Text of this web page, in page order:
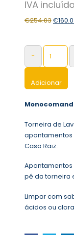
€254.03€
-
Adicionar
Torneira de
Casa Raiz.
pé da torneira
Limpar com
ácidos ou